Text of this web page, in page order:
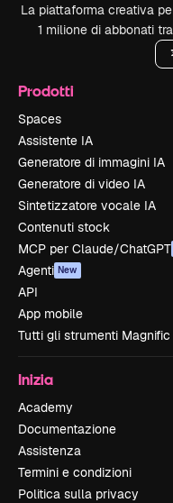
La piattaforma creativa
1 milione di abbonati
Prodotti
Spaces
Assistente IA
Generatore di immagini IA
Generatore di video IA
Sintetizzatore vocale IA
Contenuti stock
MCP per Claude/ChatGPT
Agenti New
API
App mobile
Tutti gli strumenti Magnific
Inizia
Academy
Documentazione
Assistenza
Termini e condizioni
Politica sulla privacy